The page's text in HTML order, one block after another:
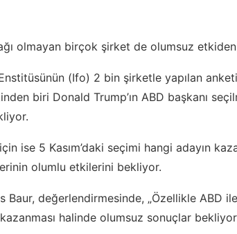
olmayan birçok şirket de olumsuz
(Ifo) 2 bin şirketle yapılan
biri Donald Trump’ın ABD başkanı
ise 5 Kasım’daki seçimi hangi adayın
olumlu etkilerini bekliyor.
Baur, değerlendirmesinde, „Özellikle ABD
halinde olumsuz sonuçlar